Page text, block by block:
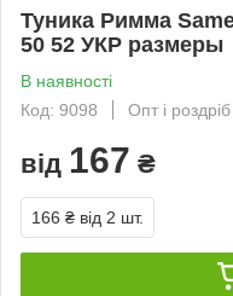
Туника Римма
50 52 УКР размеры
В наявності
Код: 9098
Опт і роздріб
від 167 ₴
166 ₴ від 2 шт.